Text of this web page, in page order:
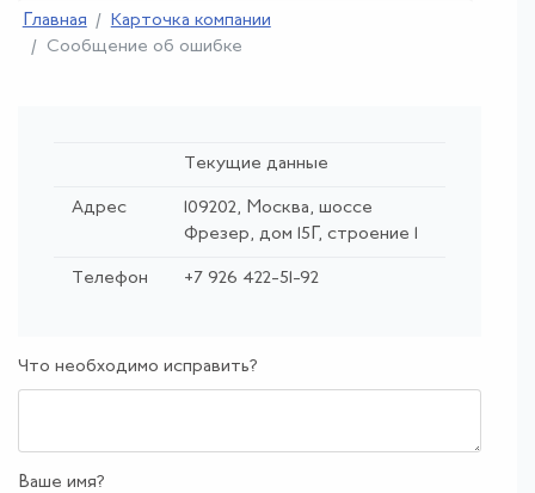
Главная
Карточка компании
Сообщение об ошибке
Текущие данные
Адрес
109202, Москва, шоссе
Фрезер, дом 15Г, строение 1
Телефон +7 926 422-51-92
Что необходимо исправить?
Ваше имя?